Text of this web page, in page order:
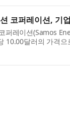
코퍼레이션, 기
퍼레이션(Samos
10.00달러의 가격
발표했다. 해당 유닛